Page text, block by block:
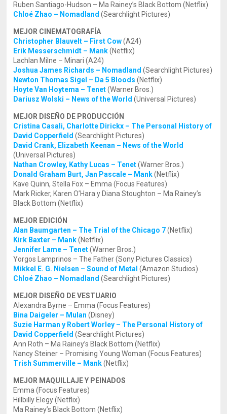
Ruben Santiago-Hudson – Ma Rainey’s Black Bottom (Netflix)
Chloé Zhao – Nomadland (Searchlight Pictures)
MEJOR CINEMATOGRAFÍA
Christopher Blauvelt – First Cow(A24)
Erik Messerschmidt – Mank(Netflix)
Lachlan Milne – Minari (A24)
Joshua James Richards – Nomadland (Searchlight Pictures)
Newton Thomas Sigel – Da 5 Bloods (Netflix)
Hoyte Van Hoytema – Tenet(Warner Bros.)
Dariusz Wolski – News of the World (Universal Pictures)
MEJOR DISEÑO DE PRODUCCIÓN
Cristina Casali, Charlotte Dirickx – The Personal History of
David Copperfield (Searchlight Pictures)
David Crank, Elizabeth Keenan – News of the World
(Universal Pictures)
Nathan Crowley, Kathy Lucas – Tenet(Warner Bros.)
Donald Graham Burt, Jan Pascale – Mank(Netflix)
Kave Quinn, Stella Fox – Emma (Focus Features)
Mark Ricker, Karen O’Hara y Diana Stoughton – Ma Rainey’s
Black Bottom (Netflix)
MEJOR EDICIÓN
Alan Baumgarten – The Trial of the Chicago 7(Netflix)
Kirk Baxter – Mank(Netflix)
Jennifer Lame – Tenet(Warner Bros.)
Yorgos Lamprinos – The Father (Sony Pictures Classics)
Mikkel E. G. Nielsen – Sound of Metal(Amazon Studios)
Chloé Zhao – Nomadland (Searchlight Pictures)
MEJOR DISEÑO DE VESTUARIO
Alexandra Byrne – Emma (Focus Features)
Bina Daigeler – Mulan (Disney)
Suzie Harman y Robert Worley – The Personal History of
David Copperfield (Searchlight Pictures)
Ann Roth – Ma Rainey’s Black Bottom (Netflix)
Nancy Steiner – Promising Young Woman (Focus Features)
Trish Summerville – Mank(Netflix)
MEJOR MAQUILLAJE Y PEINADOS
Emma (Focus Features)
Hillbilly Elegy (Netflix)
Ma Rainey’s Black Bottom (Netflix)